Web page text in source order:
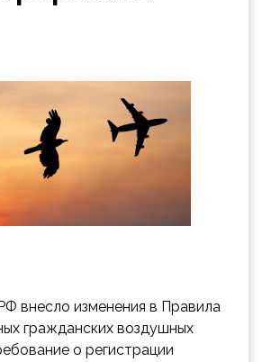
внесло изменения в Правила
гражданских воздушных
о регистрации